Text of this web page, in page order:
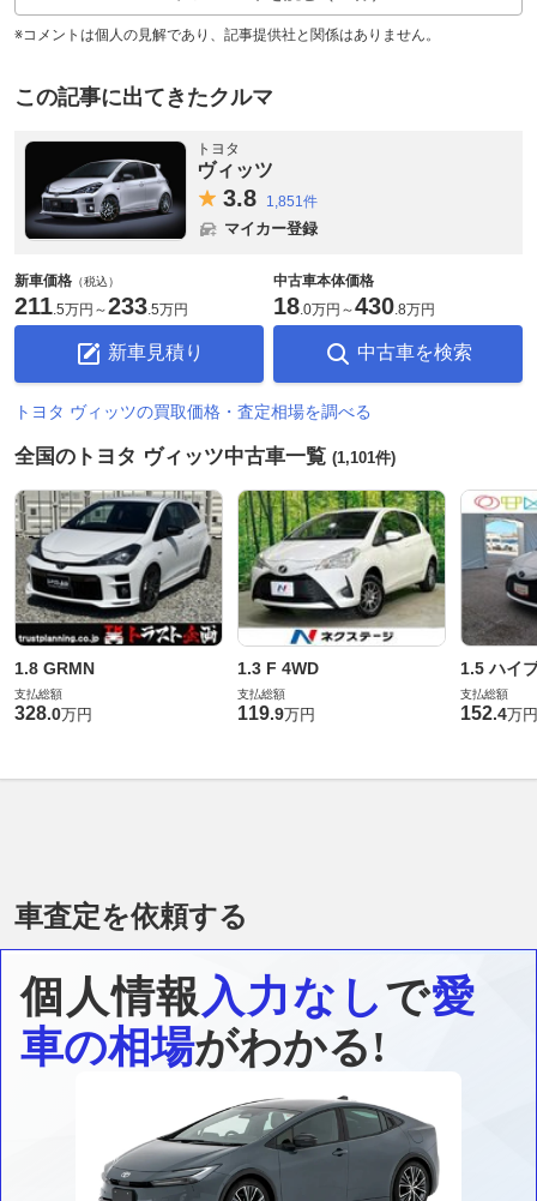
※コメントは個人の見解であり、記事提供社と関係はありません。
この記事に出てきたクルマ
トヨタ
ヴィッツ
3.8 1,851件
マイカー登録
新車価格 （税込）
211.5万円 ～233.5万円
新車見積り
中古車本体価格
18.0万円 ～430.8万円
中古車を検索
トヨタ ヴィッツの買取価格・査定相場を調べる
全国のトヨタ ヴィッツ中古車一覧 (1,101件)
1.8 GRMN
支払総額
328.0万円
1.3 F 4WD
支払総額
119.9万円
1.5 ハイ
支払総額
152.4万円
車査定を依頼する
個人情報 入力なしで愛
車の相場がわかる!